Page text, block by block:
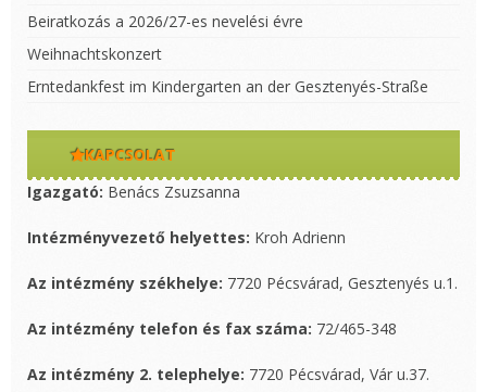
Beiratkozás a 2026/27-es nevelési évre
Weihnachtskonzert
Erntedankfest im Kindergarten an der Gesztenyés-Straße
KAPCSOLAT
Igazgató: Benács Zsuzsanna
Intézményvezető helyettes: Kroh Adrienn
Az intézmény székhelye: 7720 Pécsvárad, Gesztenyés u.1.
Az intézmény telefon és fax száma: 72/465-348
Az intézmény 2. telephelye: 7720 Pécsvárad, Vár u.37.